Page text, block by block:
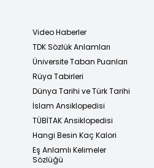
Video Haberler
TDK Sözlük Anlamları
Üniversite Taban Puanları
Rüya Tabirleri
Dünya Tarihi ve Türk Tarihi
İslam Ansiklopedisi
TÜBİTAK Ansiklopedisi
Hangi Besin Kaç Kalori
Eş Anlamlı Kelimeler
Sözlüğü